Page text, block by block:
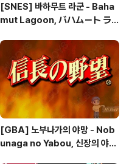
[SNES] 바하무트 라군 - Baha
mut Lagoon, バハムート ラ
[GBA] 노부나가의 야망 - Nob
unaga no Yabou, 신장의 야망